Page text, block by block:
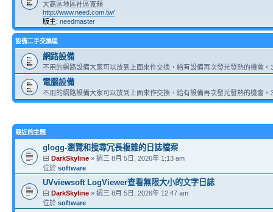
大高區地區社區寬頻
http://www.need.com.tw/
版主: needmaster
設備二手交換區
網路設備
不用的網路設備大家可以放到上面來作交換，給有設備再次發光發熱的機會。
電腦設備
不用的網路設備大家可以放到上面來作交換，給有設備再次發光發熱的機會。
最近的主題
glogg-瀏覽和搜尋冗長複雜的日誌檔案
由 DarkSkyline » 週三 8月 5日, 2026年 1:13 am
位於 software
UVviewsoft LogViewer查看無限大小的文字日誌
由 DarkSkyline » 週三 8月 5日, 2026年 12:47 am
位於 software